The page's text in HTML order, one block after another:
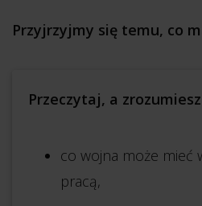
Przyjrzyjmy się temu, co
Przeczytaj, a
co wojna może mieć
pracą,